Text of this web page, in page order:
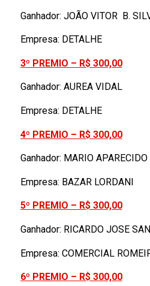
Ganhador: JOÃO VITOR B.
Empresa: DETALHE
3º PREMIO – R$ 300,00
Ganhador: AUREA VIDAL
Empresa: DETALHE
4º PREMIO – R$ 300,00
Ganhador: MARIO
Empresa: BAZAR LORDANI
5º PREMIO – R$ 300,00
Ganhador: RICARDO JOSE
Empresa: COMERCIAL
6º PREMIO – R$ 300,00